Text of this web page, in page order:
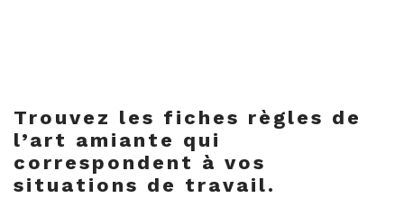
Trouvez les fiches règles de
l’art amiante qui
correspondent à vos
situations de travail.